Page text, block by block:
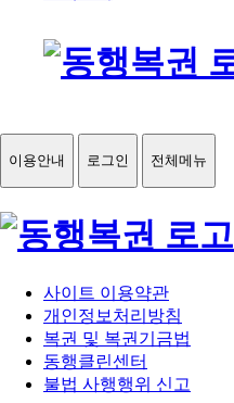
이용안내 로그인 전체메뉴
사이트 이용약관
개인정보처리방침
복권 및 복권기금법
동행클린센터
불법 사행행위 신고